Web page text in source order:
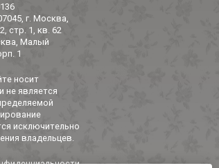
г. Москва,
стр. 1, кв. 62
Малый
1
носит
не является
исключительно
владельцев.